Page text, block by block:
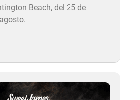
Beach, del 25 de